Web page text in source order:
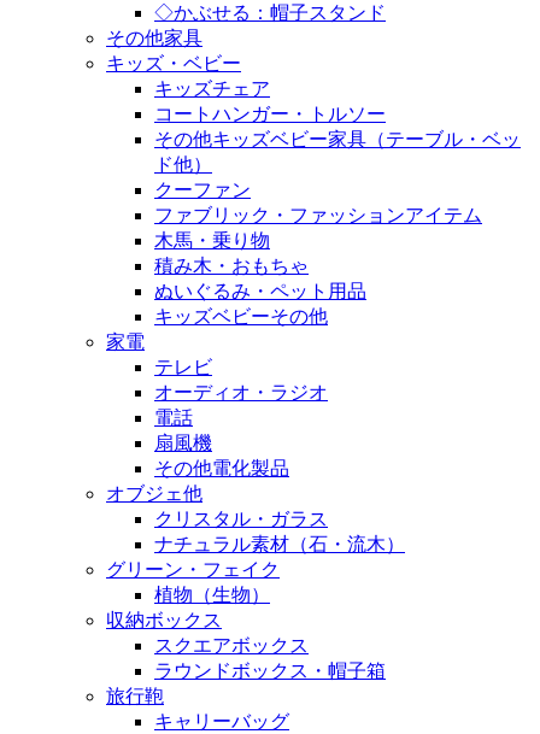
◇かぶせる：帽子スタンド
その他家具
キッズ・ベビー
キッズチェア
コートハンガー・トルソー
その他キッズベビー家具（テーブル・ベッ
ド他）
クーファン
ファブリック・ファッションアイテム
木馬・乗り物
積み木・おもちゃ
ぬいぐるみ・ペット用品
キッズベビーその他
家電
テレビ
オーディオ・ラジオ
電話
扇風機
その他電化製品
オブジェ他
クリスタル・ガラス
ナチュラル素材（石・流木）
グリーン・フェイク
植物（生物）
収納ボックス
スクエアボックス
ラウンドボックス・帽子箱
旅行鞄
キャリーバッグ